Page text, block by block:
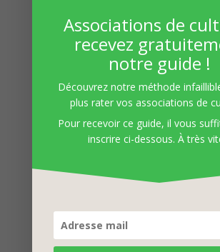
Associations de
recevez
notre guide !
Découvrez notre méthode
plus rater vos associations de
Pour recevoir ce guide, il vous
inscrire ci-dessous. À très